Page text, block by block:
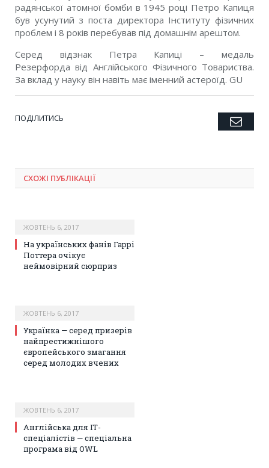
радянської атомної бомби в 1945 році Петро Капиця
був усунутий з поста директора Інституту фізичних
проблем і 8 років перебував під домашнім арештом.
Серед відзнак Петра Капиці – медаль
Резерфорда від Англійського Фізичного Товариства.
За вклад у науку він навіть має іменний астероїд. GU
ПОДІЛИТИСЬ Twitter
Facebook
Google+
Pinterest
LinkedIn
Tumblr
СХОЖІ ПУБЛІКАЦІЇ
ЖОВТЕНЬ 6, 2017
На українських фанів Гаррі
Поттера очікує
неймовірний сюрприз
ЖОВТЕНЬ 6, 2017
Українка — серед призерів
найпрестижнішого
європейського змагання
серед молодих вчених
ЖОВТЕНЬ 6, 2017
Англійська для ІТ-
спеціалістів — спеціальна
програма від OWL